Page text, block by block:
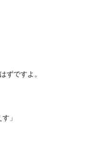
ずですよ。
」